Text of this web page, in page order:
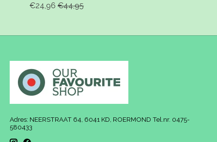
€24,96 €44,95
Adres: NEERSTRAAT 64, 6041 KD, ROERMOND Tel.nr. 0475-
580433